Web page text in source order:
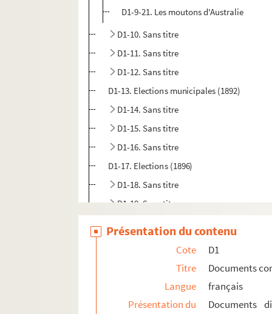
D1-9-21. Les moutons d'Australie
D1-10. Sans titre
D1-11. Sans titre
D1-12. Sans titre
D1-13. Elections municipales (1892)
D1-14. Sans titre
D1-15. Sans titre
D1-16. Sans titre
D1-17. Elections (1896)
D1-18. Sans titre
D1-19. Sans titre
Présentation du contenu
Cote
D1
Titre
Documents
Langue
français
Présentation du
Documents